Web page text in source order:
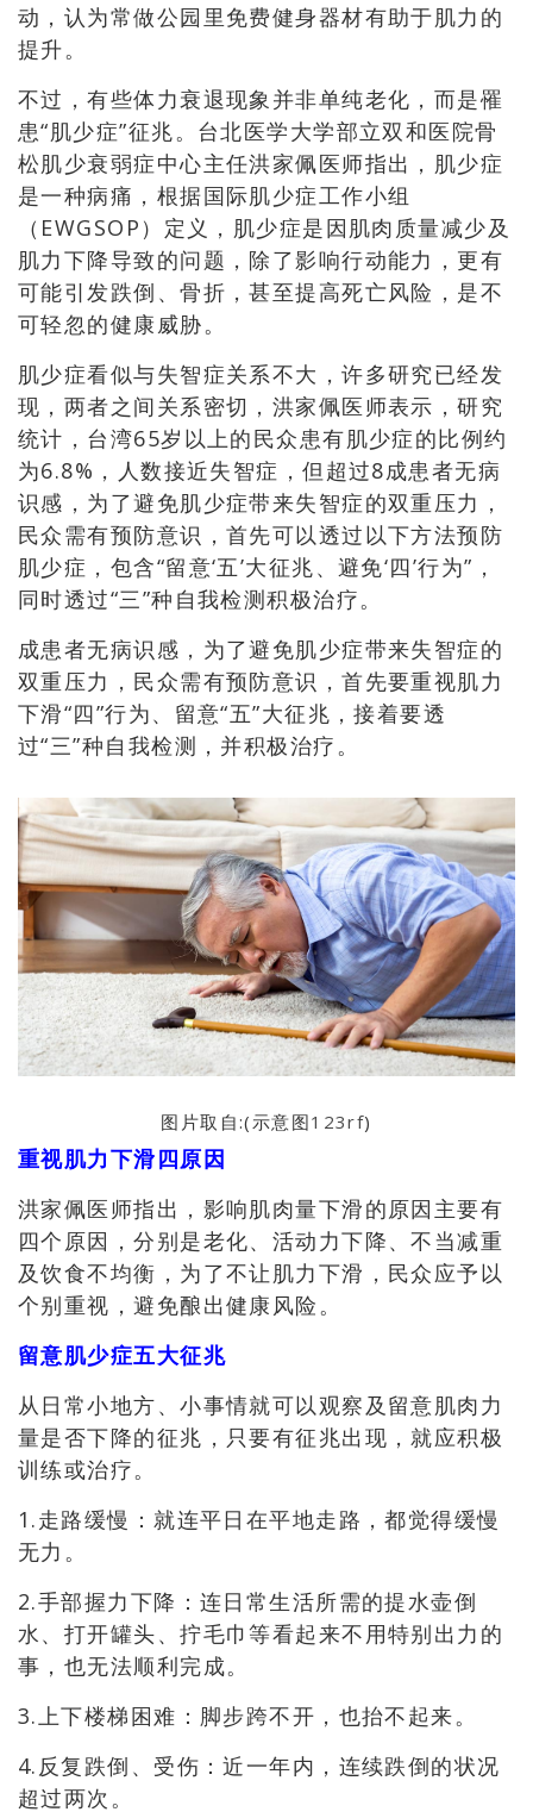
动，认为常做公园里免费健身器材有助于肌力的
提升。
不过，有些体力衰退现象并非单纯老化，而是罹
患“肌少症”征兆。台北医学大学部立双和医院骨
松肌少衰弱症中心主任洪家佩医师指出，肌少症
是一种病痛，根据国际肌少症工作小组
（EWGSOP）定义，肌少症是因肌肉质量减少及
肌力下降导致的问题，除了影响行动能力，更有
可能引发跌倒、骨折，甚至提高死亡风险，是不
可轻忽的健康威胁。
肌少症看似与失智症关系不大，许多研究已经发
现，两者之间关系密切，洪家佩医师表示，研究
统计，台湾65岁以上的民众患有肌少症的比例约
为6.8%，人数接近失智症，但超过8成患者无病
识感，为了避免肌少症带来失智症的双重压力，
民众需有预防意识，首先可以透过以下方法预防
肌少症，包含“留意‘五’大征兆、避免‘四’行为”，
同时透过“三”种自我检测积极治疗。
成患者无病识感，为了避免肌少症带来失智症的
双重压力，民众需有预防意识，首先要重视肌力
下滑“四”行为、留意“五”大征兆，接着要透
过“三”种自我检测，并积极治疗。
图片取自:(示意图123rf)
重视肌力下滑四原因
洪家佩医师指出，影响肌肉量下滑的原因主要有
四个原因 ，分别是老化、活动力下降、不当减重
及饮食不均衡 ，为了不让肌力下滑，民众应予以
个别重视，避免酿出健康 风险。
留意肌少症五大征兆
从日常小地方、小事情就可以观察及留意肌肉力
量是否下降的征兆，只要有征兆出现，就应积极
训练或治疗。
1.走路缓慢：就连平日在平地走路，都觉得缓慢
无力。
2.手部握力下降：连日常生活所需的提水壶倒
水、打开罐头、拧毛巾等看起来不用特别出力的
事，也无法顺利完成。
3.上下楼梯困难：脚步跨不开，也抬不起来。
4.反复跌倒、受伤：近一年内，连续跌倒的状况
超过两次。